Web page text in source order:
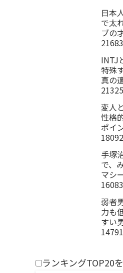
日本
で太
ブの
INTJ
特殊
真の
変人
性格
ポイ
手塚
で、
マシ
弱者
力も
すい
ランキングTOP20